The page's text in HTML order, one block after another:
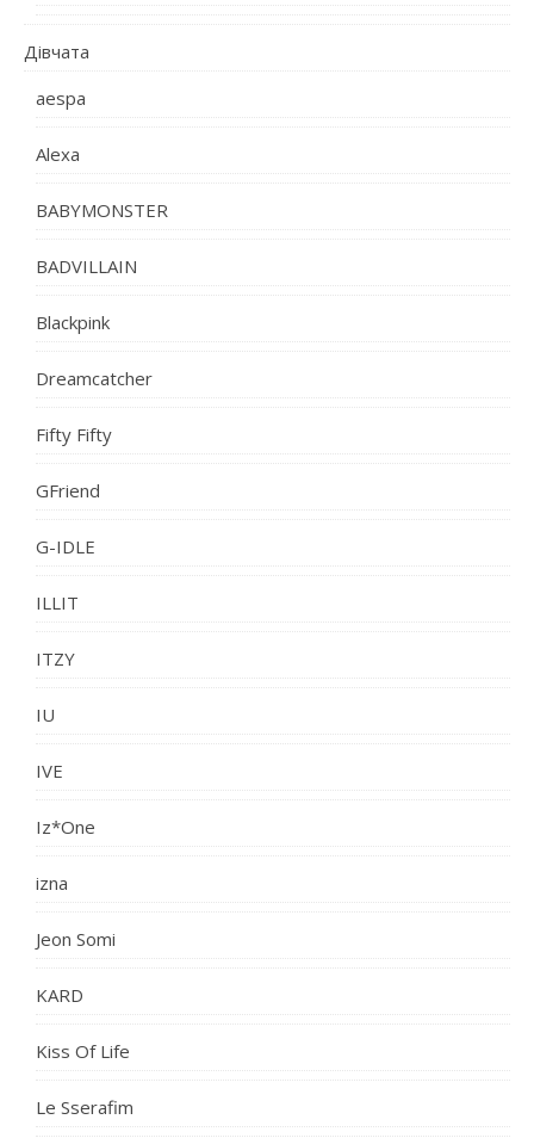
Дівчата
aespa
Alexa
BABYMONSTER
BADVILLAIN
Blackpink
Dreamcatcher
Fifty Fifty
GFriend
G-IDLE
ILLIT
ITZY
IU
IVE
Iz*One
izna
Jeon Somi
KARD
Kiss Of Life
Le Sserafim